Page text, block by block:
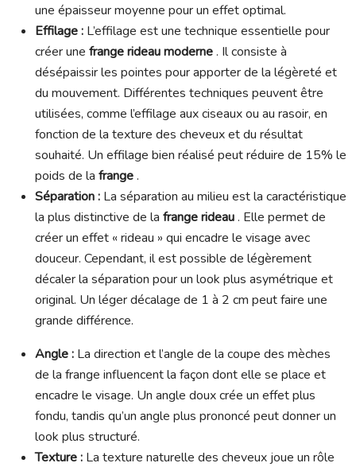
une épaisseur moyenne pour un effet optimal.
Effilage : L’effilage est une technique essentielle pour
créer une frange rideau moderne. Il consiste à
désépaissir les pointes pour apporter de la légèreté et
du mouvement. Différentes techniques peuvent être
utilisées, comme l’effilage aux ciseaux ou au rasoir, en
fonction de la texture des cheveux et du résultat
souhaité. Un effilage bien réalisé peut réduire de 15% le
poids de la frange.
Séparation : La séparation au milieu est la caractéristique
la plus distinctive de la frange rideau. Elle permet de
créer un effet « rideau » qui encadre le visage avec
douceur. Cependant, il est possible de légèrement
décaler la séparation pour un look plus asymétrique et
original. Un léger décalage de 1 à 2 cm peut faire une
grande différence.
Angle : La direction et l’angle de la coupe des mèches
de la frange influencent la façon dont elle se place et
encadre le visage. Un angle doux crée un effet plus
fondu, tandis qu’un angle plus prononcé peut donner un
look plus structuré.
Texture : La texture naturelle des cheveux joue un rôle